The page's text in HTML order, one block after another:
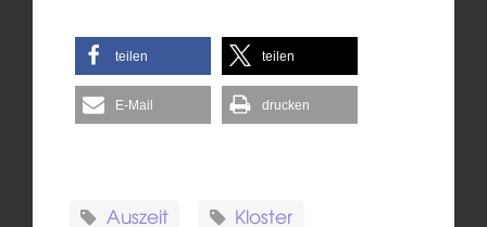
teilen teilen
E-Mail drucken
Auszeit Kloster